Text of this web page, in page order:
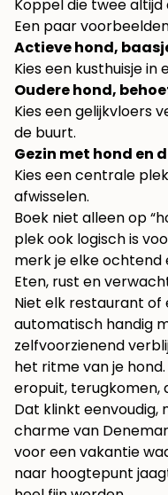
Koppel die twee altijd
Een paar
Actieve hond,
Kies een kusthuisje
Oudere hond,
Kies een gelijkvloers
de buurt.
Gezin met hond en
Kies een centrale
afwisselen.
Boek niet alleen op
plek ook logisch is
merk je elke ochtend
Eten, rust en
Niet elk restaurant of
automatisch handig
zelfvoorzienend
het ritme van je
eropuit, terugkomen,
Dat klinkt eenvoudig,
charme van
voor een vakantie
naar hoogtepunt